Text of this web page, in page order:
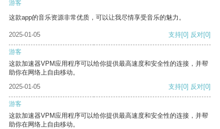
游客
这款app的音乐资源非常优质，可以让我尽情享受音乐的魅力。
2025-01-05 支持[0] 反对[0]
游客
这款加速器VPM应用程序可以给你提供最高速度和安全性的连接，并帮
助你在网络上自由移动。
2025-01-05
支持[0] 反对[0]
游客
这款加速器VPM应用程序可以给你提供最高速度和安全性的连接，并帮
助你在网络上自由移动。